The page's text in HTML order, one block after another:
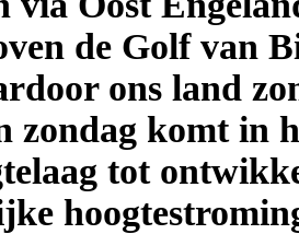
de Golf van
ons land
zondag komt in
tot